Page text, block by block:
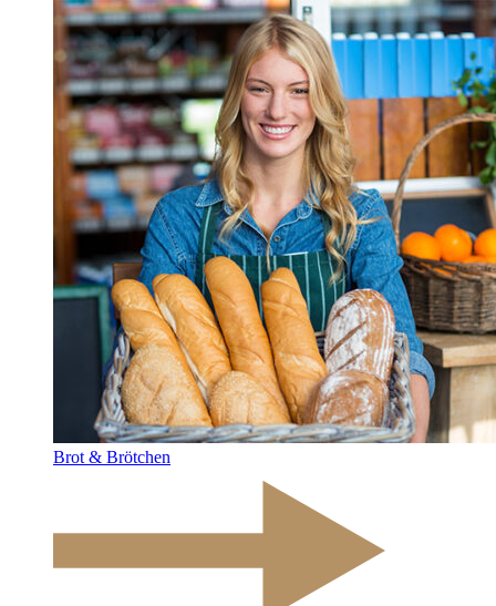
Brot & Brötchen